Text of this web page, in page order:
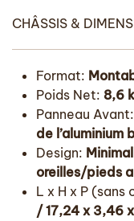
CHÂSSIS &
Format:
Poids Net: 8,6
Panneau Avant:
de l’aluminium
Design:
oreilles/pieds
L x H x P
/ 17,24 x 3,46 x